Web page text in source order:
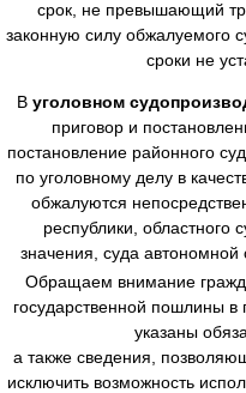
срок, не превышающий
законную силу обжалуемого
сроки не
В уголовном
приговор и
постановление районного
по уголовному делу в
обжалуются
республики, областного
значения, суда автономной
Обращаем внимание
государственной пошлины
указаны
а также сведения,
исключить возможность